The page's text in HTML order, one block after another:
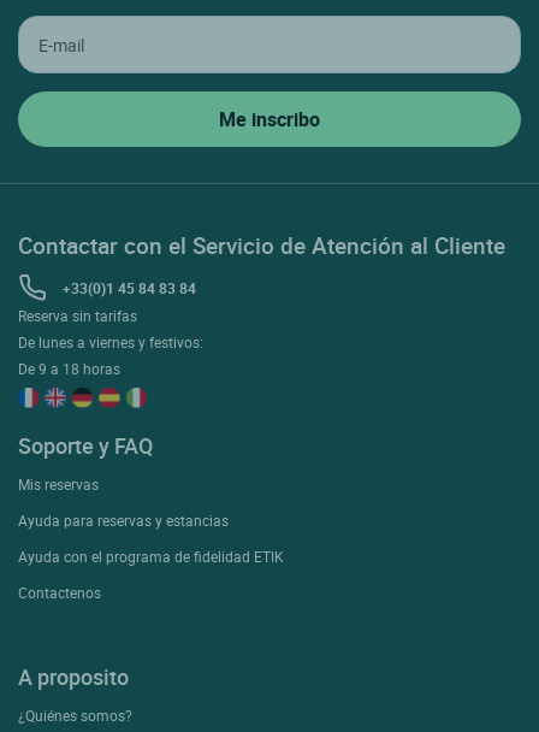
Contactar con el Servicio de Atención al Cliente
+33(0)1 45 84 83 84
Reserva sin tarifas
De lunes a viernes y festivos:
De 9 a 18 horas
Soporte y FAQ
Mis reservas
Ayuda para reservas y estancias
Ayuda con el programa de fidelidad ETIK
Contactenos
A proposito
¿Quiénes somos?